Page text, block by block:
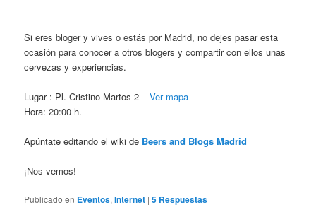
Si eres bloger y vives o estás por Madrid, no dejes pasar esta
ocasión para conocer a otros blogers y compartir con ellos unas
cervezas y experiencias.
Lugar : Pl. Cristino Martos 2 –Ver mapa
Hora: 20:00 h.
Apúntate editando el wiki de Beers and Blogs Madrid
¡Nos vemos!
Publicado en Eventos,Internet |5 Respuestas